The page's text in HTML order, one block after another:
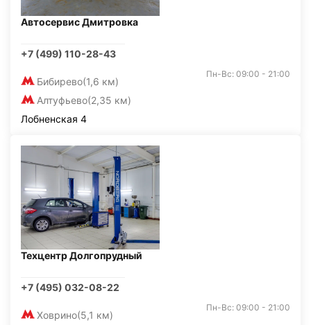
Автосервис Дмитровка
+7 (499) 110-28-43
Бибирево(1,6 км)
Алтуфьево(2,35 км)
Пн-Вс: 09:00 - 21:00
Лобненская 4
Техцентр Долгопрудный
+7 (495) 032-08-22
Ховрино(5,1 км)
Пн-Вс: 09:00 - 21:00